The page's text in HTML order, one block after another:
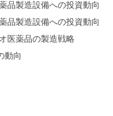
製造設備への投資動向
製造設備への投資動向
薬品の製造戦略
動向